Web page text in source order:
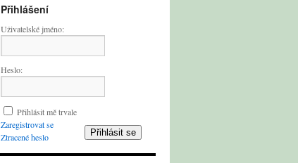
Přihlášení
Uživatelské jméno:
Heslo:
Přihlásit mě trvale
Přihlásit se
Zaregistrovat se
Ztracené heslo